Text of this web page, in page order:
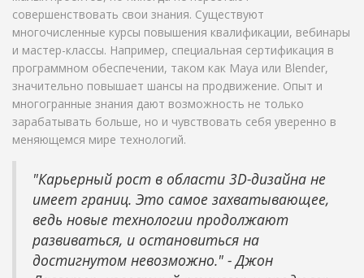
совершенствовать свои знания. Существуют
многочисленные курсы повышения квалификации, вебинары
и мастер-классы. Например, специальная сертификация в
программном обеспечении, таком как Maya или Blender,
значительно повышает шансы на продвижение. Опыт и
многогранные знания дают возможность не только
зарабатывать больше, но и чувствовать себя уверенно в
меняющемся мире технологий.
"Карьерный рост в области 3D-дизайна не
имеет границ. Это самое захватывающее,
ведь новые технологии продолжают
развиваться, и остановиться на
достигнутом невозможно." - Джон